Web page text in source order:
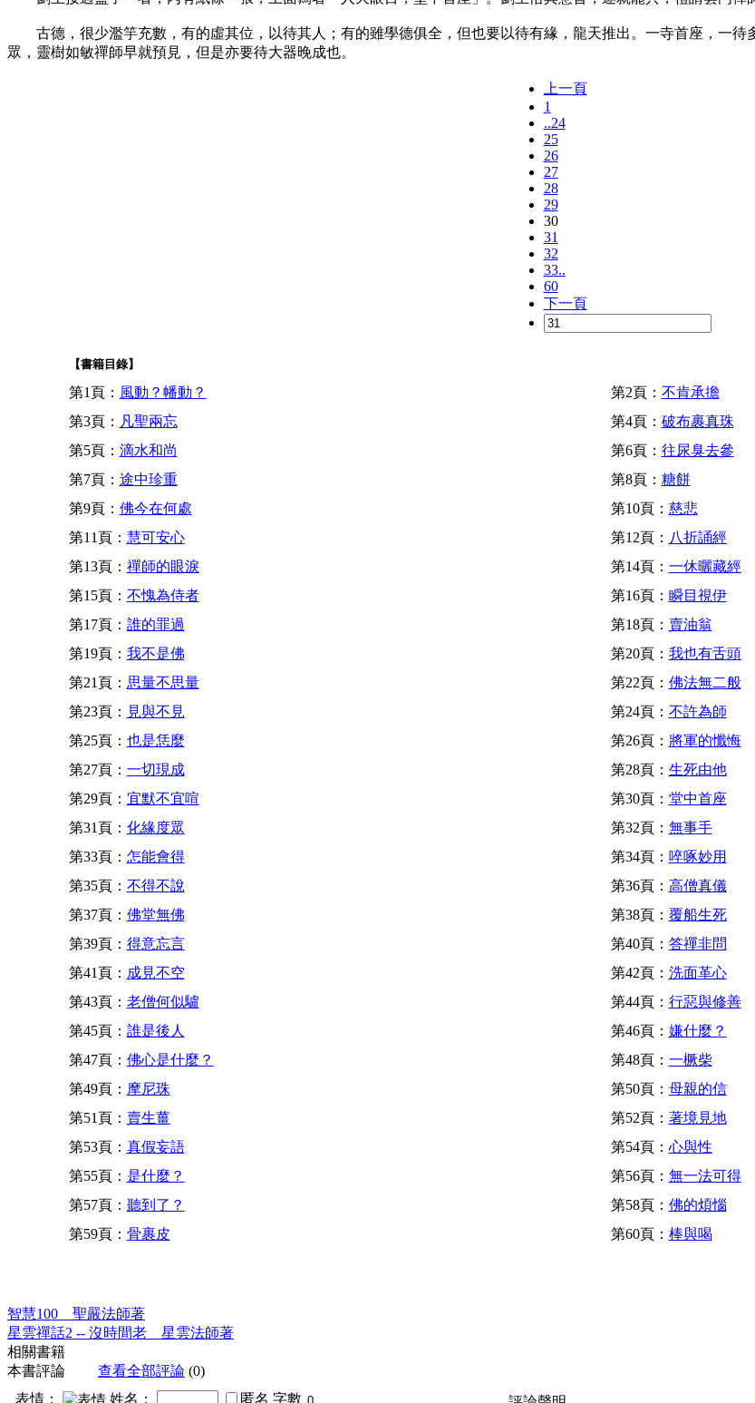
古德，很少濫竽充數，有的虛其位，以待其人；有的雖學德俱全，但也要以待有緣，龍天推出。一寺首座，一待
眾，靈樹如敏禪師早就預見，但是亦要待大器晚成也。
上一頁
1
..24
25
26
27
28
29
30
31
32
33..
60
下一頁
【書籍目錄】
第1頁： 風動？幡動？ 第2頁： 不肯承擔
第3頁： 凡聖兩忘 第4頁： 破布裹真珠
第5頁： 滴水和尚 第6頁： 往尿臭去參
第7頁： 途中珍重 第8頁： 糖餅
第9頁： 佛今在何處 第10頁： 慈悲
第11頁： 慧可安心 第12頁： 八折誦經
第13頁： 禪師的眼淚 第14頁： 一休曬藏經
第15頁： 不愧為侍者 第16頁： 瞬目視伊
第17頁： 誰的罪過 第18頁： 賣油翁
第19頁： 我不是佛 第20頁： 我也有舌頭
第21頁： 思量不思量 第22頁： 佛法無二般
第23頁： 見與不見 第24頁： 不許為師
第25頁： 也是恁麼 第26頁： 將軍的懺悔
第27頁： 一切現成 第28頁： 生死由他
第29頁： 宜默不宜喧 第30頁： 堂中首座
第31頁： 化緣度眾 第32頁： 無事手
第33頁： 怎能會得 第34頁： 啐啄妙用
第35頁： 不得不說 第36頁： 高僧真儀
第37頁： 佛堂無佛 第38頁： 覆船生死
第39頁： 得意忘言 第40頁： 答禪非問
第41頁： 成見不空 第42頁： 洗面革心
第43頁： 老僧何似驢 第44頁： 行惡與修善
第45頁： 誰是後人 第46頁： 嫌什麼？
第47頁： 佛心是什麼？ 第48頁： 一橛柴
第49頁： 摩尼珠 第50頁： 母親的信
第51頁： 賣生薑 第52頁： 著境見地
第53頁： 真假妄語 第54頁： 心與性
第55頁： 是什麼？ 第56頁： 無一法可得
第57頁： 聽到了？ 第58頁： 佛的煩惱
第59頁： 骨裹皮 第60頁： 棒與喝
智慧100 聖嚴法師著
星雲禪話2 -- 沒時間老 星雲法師著
相關書籍
本書評論
查看全部評論 (0)
表情：
姓名： 匿名 字數